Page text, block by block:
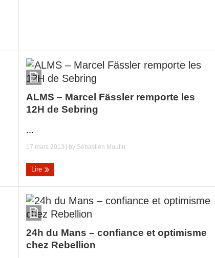
ALMS – Marcel Fässler remporte les
12H de Sebring
...
17 mars 2013 | by Sébastien Moulin
Lire
24h du Mans – confiance et optimisme
chez Rebellion
Reportage exclusif dans les